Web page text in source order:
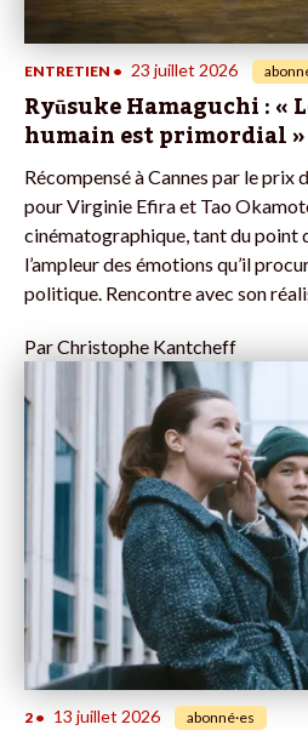
ENTRETIEN • 23 juillet 2026
Ryūsuke Hamaguchi : «
humain est primordial »
Récompensé à Cannes par le
pour Virginie Efira et Tao
cinématographique, tant du point
l’ampleur des émotions qu’il
politique. Rencontre avec son
ParChristophe Kantcheff
2 • 13 juillet 2026 abonné·es